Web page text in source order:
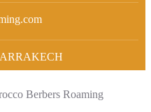
Berbers Roaming